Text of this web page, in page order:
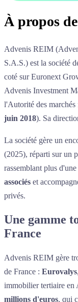
À propos de
Advenis REIM
S.A.S.) est la société
coté sur Euronext
Advenis Investment
l'Autorité des marchés
juin 2018). Sa
La société gère un
(2025), réparti sur un
rassemblant plus
associés et
privés.
Une gamme
France
Advenis REIM gère
de France : Eurovalys
immobilier tertiaire en
millions d'euros, qui